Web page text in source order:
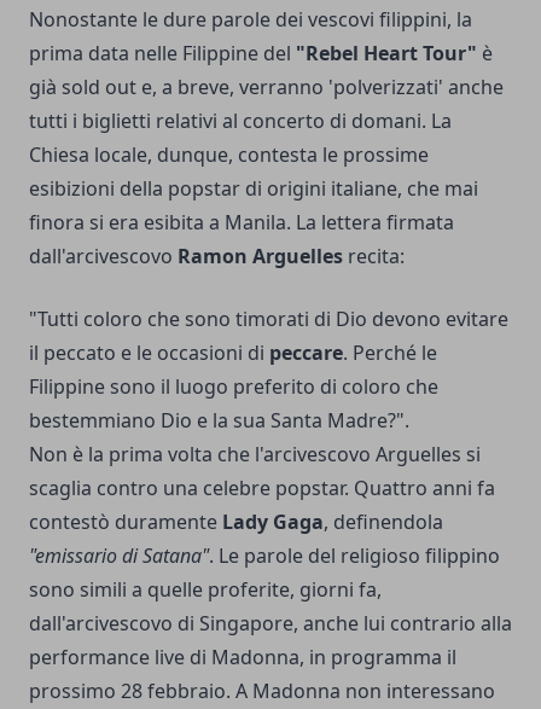
Nonostante le dure parole dei vescovi filippini, la
prima data nelle Filippine del "Rebel Heart Tour" è
già sold out e, a breve, verranno 'polverizzati' anche
tutti i biglietti relativi al concerto di domani. La
Chiesa locale, dunque, contesta le prossime
esibizioni della popstar di origini italiane, che mai
finora si era esibita a Manila. La lettera firmata
dall'arcivescovo Ramon Arguelles recita:
"Tutti coloro che sono timorati di Dio devono evitare
il peccato e le occasioni di peccare. Perché le
Filippine sono il luogo preferito di coloro che
bestemmiano Dio e la sua Santa Madre?".
Non è la prima volta che l'arcivescovo Arguelles si
scaglia contro una celebre popstar. Quattro anni fa
contestò duramente Lady Gaga, definendola
"emissario di Satana". Le parole del religioso filippino
sono simili a quelle proferite, giorni fa,
dall'arcivescovo di Singapore, anche lui contrario alla
performance live di Madonna, in programma il
prossimo 28 febbraio. A Madonna non interessano